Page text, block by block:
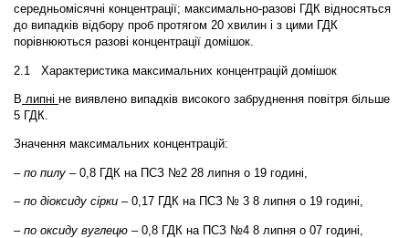
середньомісячні концентрації; максимально-разові ГДК відносяться
до випадків відбору проб протягом 20 хвилин і з цими ГДК
порівнюються разові концентрації домішок.
2.1 Характеристика максимальних концентрацій домішок
В липні не виявлено випадків високого забруднення повітря більше
5 ГДК.
Значення максимальних концентрацій:
– по пилу – 0,8 ГДК на ПСЗ №2 28 липня о 19 годині,
– по діоксиду сірки – 0,17 ГДК на ПСЗ № 3 8 липня о 19 годині,
– по оксиду вуглецю – 0,8 ГДК на ПСЗ №4 8 липня о 07 годині,